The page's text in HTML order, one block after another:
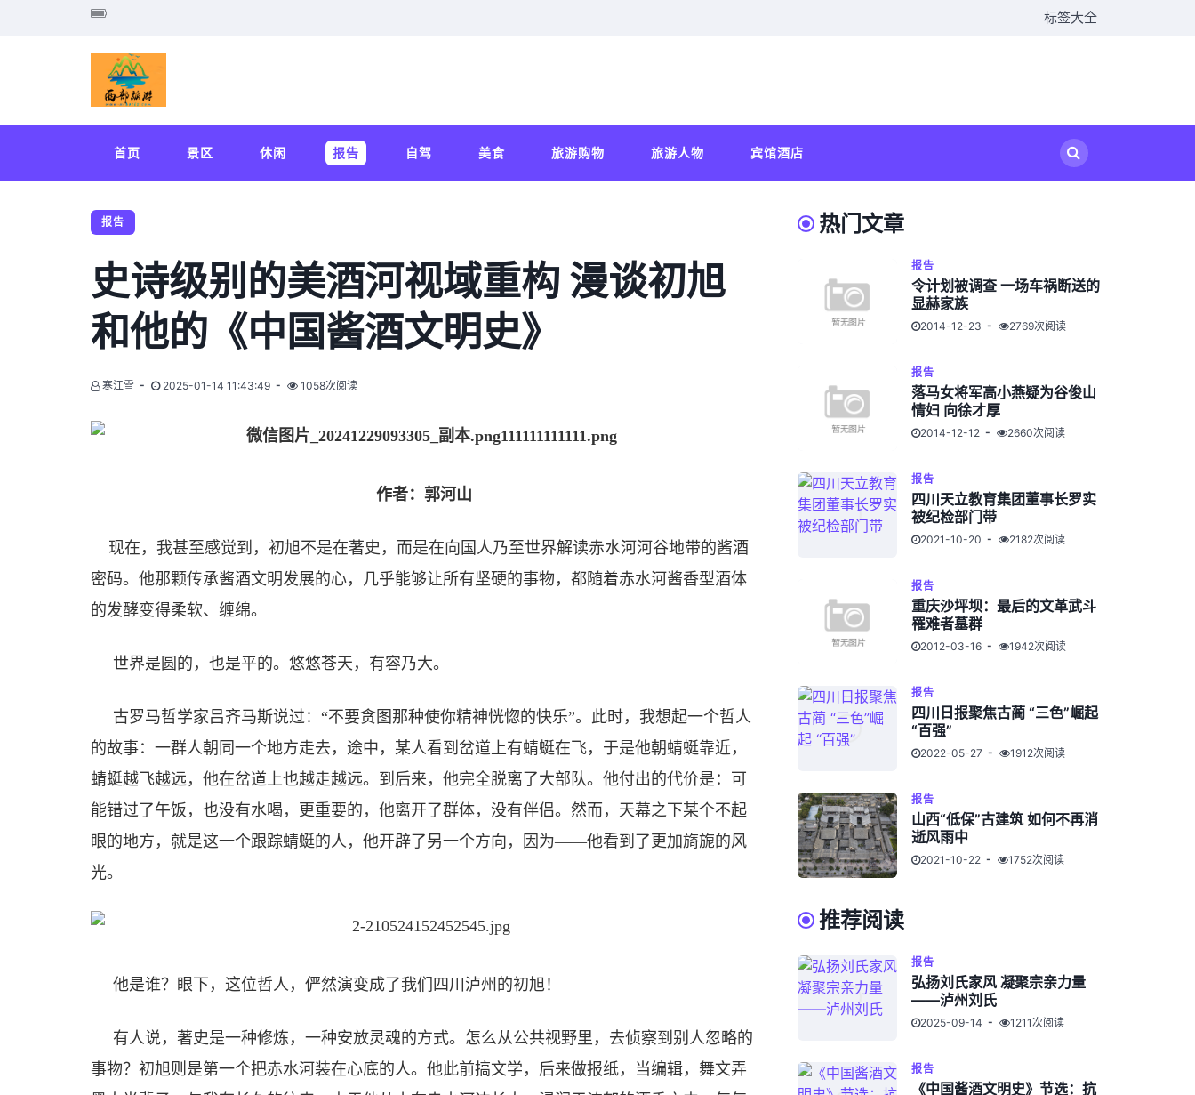
标签大全
首页 景区 休闲 报告 自驾 美食 旅游购物 旅游人物 宾馆酒店
报告
史诗级别的美酒河视域重构 漫谈初旭
和他的《中国酱酒文明史》
寒江雪 2025-01-14 11:43:49 1058次阅读
作者：郭河山
现在，我甚至感觉到，初旭不是在著史，而是在向国人乃至世界解读赤水河河谷地带的酱酒
密码。他那颗传承酱酒文明发展的心，几乎能够让所有坚硬的事物，都随着赤水河酱香型酒体
的发酵变得柔软、缠绵。
世界是圆的，也是平的。悠悠苍天，有容乃大。
古罗马哲学家吕齐马斯说过：“不要贪图那种使你精神恍惚的快乐”。此时，我想起一个哲人
的故事：一群人朝同一个地方走去，途中，某人看到岔道上有蜻蜓在飞，于是他朝蜻蜓靠近，
蜻蜓越飞越远，他在岔道上也越走越远。到后来，他完全脱离了大部队。他付出的代价是：可
能错过了午饭，也没有水喝，更重要的，他离开了群体，没有伴侣。然而，天幕之下某个不起
眼的地方，就是这一个跟踪蜻蜓的人，他开辟了另一个方向，因为——他看到了更加旖旎的风
光。
他是谁？眼下，这位哲人，俨然演变成了我们四川泸州的初旭！
有人说，著史是一种修炼，一种安放灵魂的方式。怎么从公共视野里，去侦察到别人忽略的
事物？初旭则是第一个把赤水河装在心底的人。他此前搞文学，后来做报纸，当编辑，舞文弄
热门文章
报告
令计划被调查 一场车祸断送的
显赫家族
2014-12-23 2769次阅读
报告
落马女将军高小燕疑为谷俊山
情妇 向徐才厚
2014-12-12 2660次阅读
报告
四川天立教育集团董事长罗实
被纪检部门带
2021-10-20 2182次阅读
报告
重庆沙坪坝：最后的文革武斗
罹难者墓群
2012-03-16 1942次阅读
报告
四川日报聚焦古蔺 “三色”崛起
“百强”
2022-05-27 1912次阅读
报告
山西“低保”古建筑 如何不再消
逝风雨中
2021-10-22 1752次阅读
推荐阅读
报告
弘扬刘氏家风 凝聚宗亲力量
——泸州刘氏
2025-09-14 1211次阅读
报告
《中国酱酒文明史》节选：抗